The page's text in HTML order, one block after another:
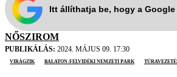
Itt állíthatja be, hogy a
NŐSZIROM
PUBLIKÁLÁS: 2024. MÁJUS 09. 17:30
virágzik
Balaton-felvidéki Nemzeti Park